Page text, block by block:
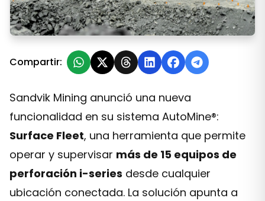
Proveedores: Sandvik incorpora control remoto
Compartir:
Sandvik Mining anunció una nueva
funcionalidad en su sistema AutoMine®:
Surface Fleet, una herramienta que permite
operar y supervisar más de 15 equipos de
perforación i-series desde cualquier
ubicación conectada. La solución apunta a